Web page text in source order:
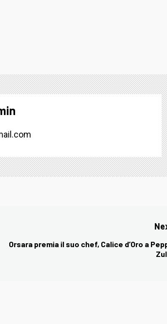
Orsara premia il suo chef, Calice d’Oro a